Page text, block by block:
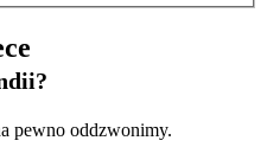
pewno oddzwonimy.